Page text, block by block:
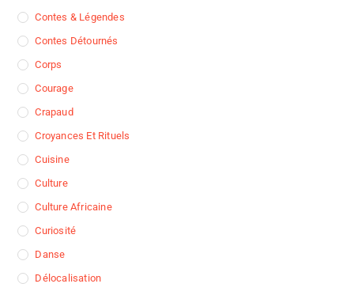
Contes & Légendes
Contes Détournés
Corps
Courage
Crapaud
Croyances Et Rituels
Cuisine
Culture
Culture Africaine
Curiosité
Danse
Délocalisation